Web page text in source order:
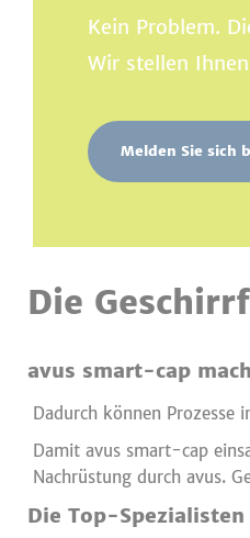
Kein Problem.
Wir stellen
Melden Sie sich
Die
avus smart-cap
Dadurch können
Damit avus smart-cap
Nachrüstung durch avus.
Die Top-Spezialisten